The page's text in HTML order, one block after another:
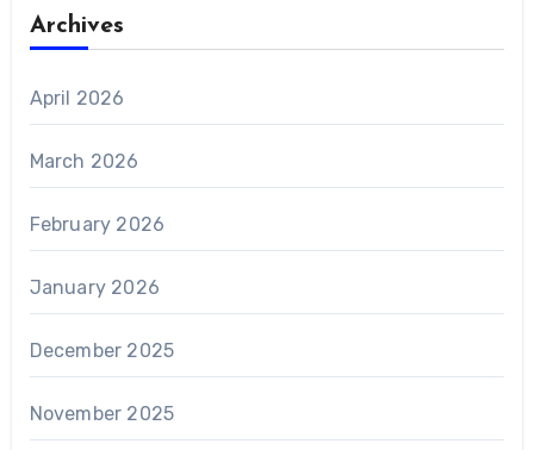
Archives
April 2026
March 2026
February 2026
January 2026
December 2025
November 2025